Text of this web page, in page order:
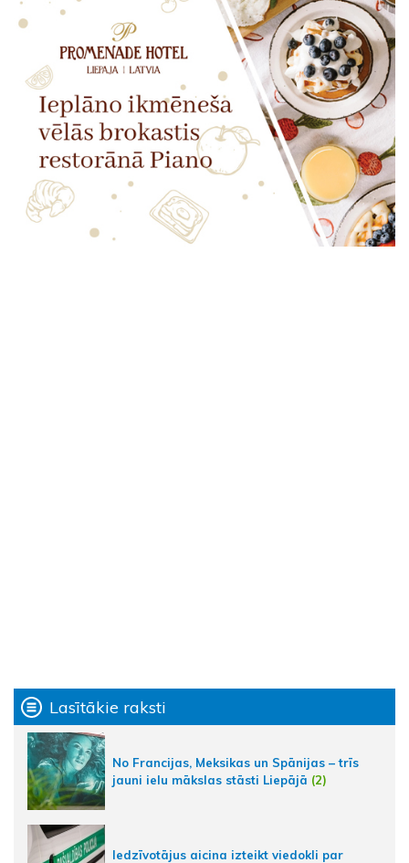
Lasītākie raksti
No Francijas, Meksikas un Spānijas – trīs
jauni ielu mākslas stāsti Liepājā (2)
Iedzīvotājus aicina izteikt viedokli par